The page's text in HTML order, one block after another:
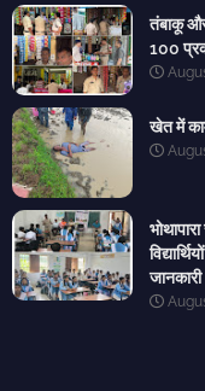
तंबाकू
100
खेत में
जानकारी